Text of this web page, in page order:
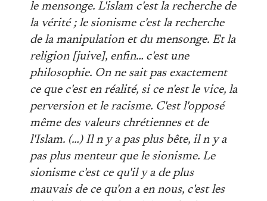
le mensonge. L'islam c'est la recherche de
la vérité ; le sionisme c'est la recherche
de la manipulation et du mensonge. Et la
religion [juive], enfin… c'est une
philosophie. On ne sait pas exactement
ce que c'est en réalité, si ce n'est le vice, la
perversion et le racisme. C'est l'opposé
même des valeurs chrétiennes et de
l'Islam. (…) Il n y a pas plus bête, il n y a
pas plus menteur que le sionisme. Le
sionisme c'est ce qu'il y a de plus
mauvais de ce qu'on a en nous, c'est les